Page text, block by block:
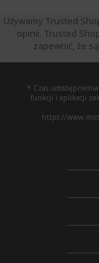
Używamy Trusted
opinii. Trusted
zapewnić, że
* Czas
funkcji i aplikacji
https://